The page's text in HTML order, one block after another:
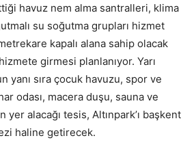
havuz nem alma santralleri, klima
su soğutma grupları hizmet
kapalı alana sahip olacak
girmesi planlanıyor. Yarı
yanı sıra çocuk havuzu, spor ve
odası, macera duşu, sauna ve
alacağı tesis, Altınpark’ı başkent
haline getirecek.